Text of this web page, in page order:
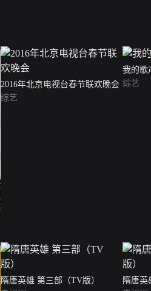
2016年北京电视台春节联欢晚会
综艺
我的歌
综艺
隋唐英雄 第三部（TV版）
隋唐英